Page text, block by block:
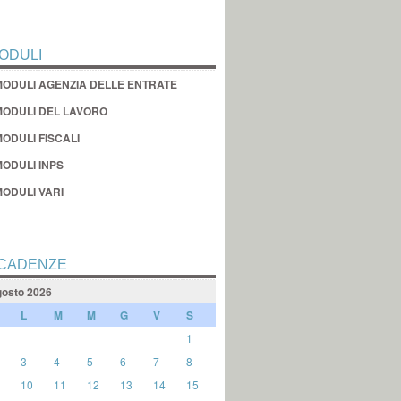
AGENZIA DELLE ENTRATE
DEL LAVORO
FISCALI
INPS
VARI
2026
L M M G V S
1
3 4 5 6 7
8
10 11 12 13 14
15